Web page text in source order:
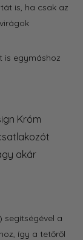
is, ha csak az
is egymáshoz
Króm
akár
segítségével a
így a tetőről